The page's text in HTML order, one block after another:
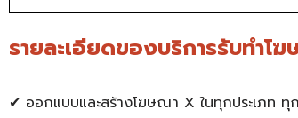
รายละเอียดของบริการรับทำโ
✔ ออกแบบและสร้างโฆษณา X ในทุกประเภท